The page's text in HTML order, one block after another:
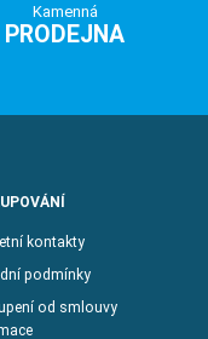
Kamenná
PRODEJNA
kontakty
podmínky
od smlouvy